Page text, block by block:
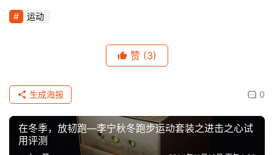
运动
赞 (3)
0
生成海报
​在冬季，放韧跑—李宁秋冬跑步运动套装之进击之心试
用评测